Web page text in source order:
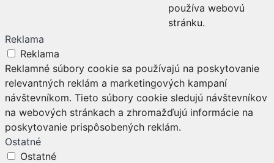
používa webovú
stránku.
Reklama
Reklama
Reklamné súbory cookie sa používajú na poskytovanie
relevantných reklám a marketingových kampaní
návštevníkom. Tieto súbory cookie sledujú návštevníkov
na webových stránkach a zhromažďujú informácie na
poskytovanie prispôsobených reklám.
Ostatné
Ostatné